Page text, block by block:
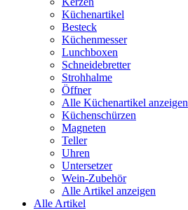
Küchenartikel
Besteck
Küchenmesser
Lunchboxen
Schneidebretter
Strohhalme
Öffner
Alle Küchenartikel anzeigen
Küchenschürzen
Magneten
Teller
Uhren
Untersetzer
Wein-Zubehör
Alle Artikel anzeigen
Alle Artikel